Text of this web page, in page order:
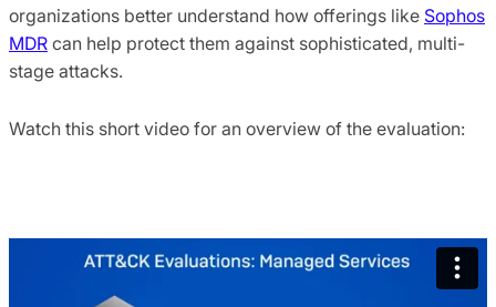
organizations better understand how offerings like Sophos
MDR can help protect them against sophisticated, multi-
stage attacks.
Watch this short video for an overview of the evaluation: